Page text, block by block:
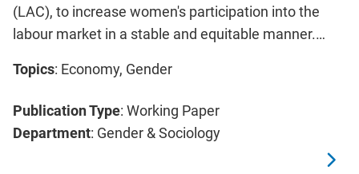
(LAC), to increase women's participation into the
labour market in a stable and equitable manner.…
Topics: Economy, Gender
Publication Type: Working Paper
Department: Gender & Sociology